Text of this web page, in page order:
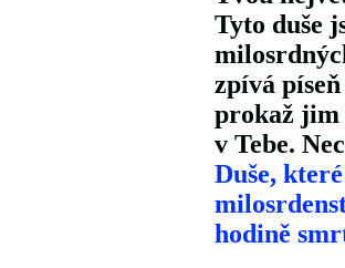
Tyto duše
zpívá
prokaž jim
v Tebe.
Duše,
hodině